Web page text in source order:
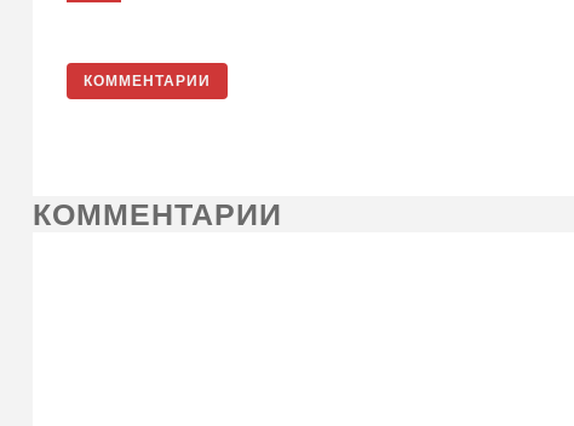
КОММЕНТАРИИ
КОММЕНТАРИИ